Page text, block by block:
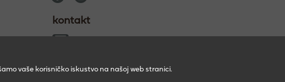
kontakt
vaše korisničko iskustvo na našoj web stranici.